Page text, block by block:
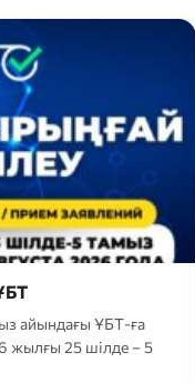
түсушілер,
2026-2027 оқу
10 тамыз